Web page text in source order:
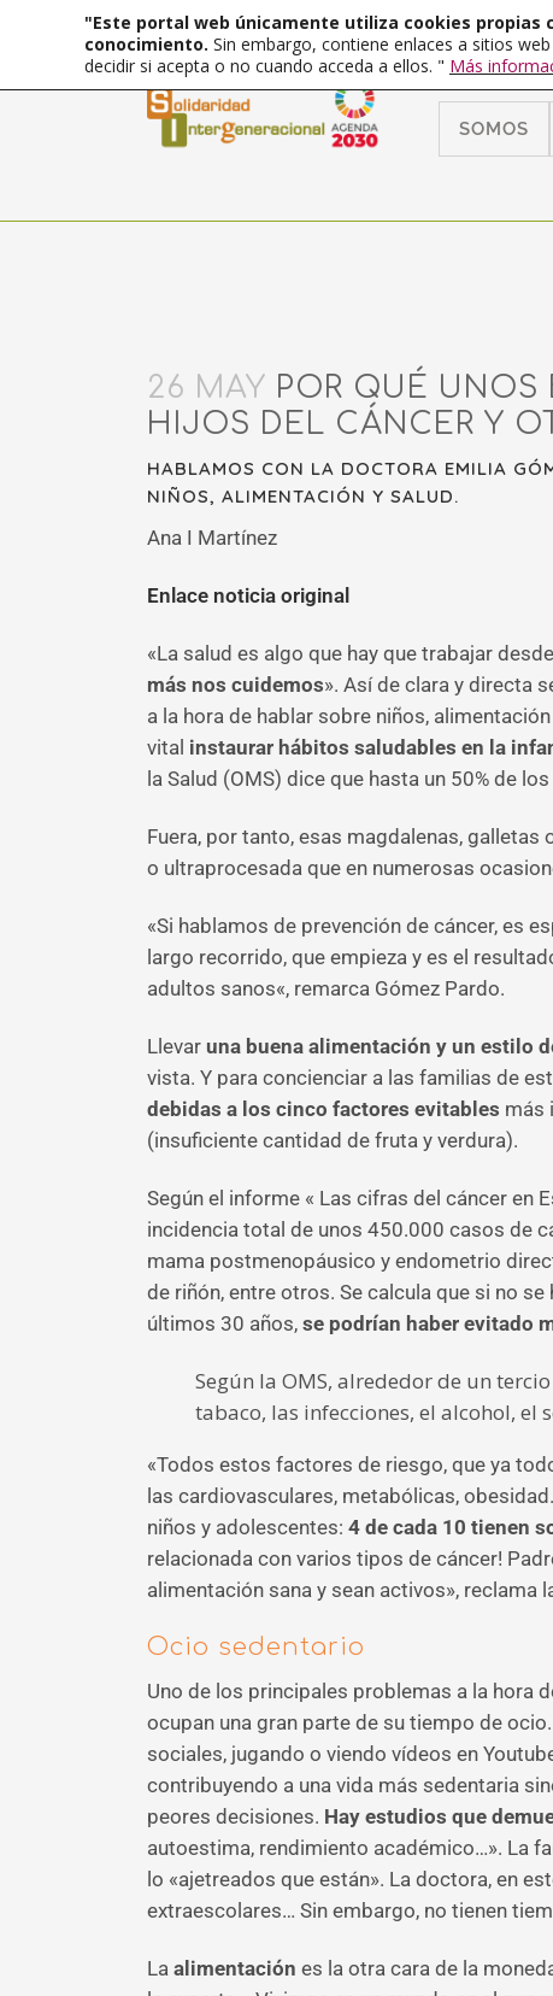
SOMOS
26 MAY POR QUÉ UNOS
HIJOS DEL CÁNCER Y
HABLAMOS CON LA DOCTORA EMILIA
NIÑOS, ALIMENTACIÓN Y SALUD.
Ana I Martínez
Enlace noticia original
«La salud es algo que hay que trabajar
más nos cuidemos». Así de clara y directa
a la hora de hablar sobre niños,
vital instaurar hábitos saludables en la
la Salud (OMS) dice que hasta un 50% de
Fuera, por tanto, esas magdalenas,
o ultraprocesada que en numerosas
«Si hablamos de prevención de cáncer, es
largo recorrido, que empieza y es el
adultos sanos«, remarca Gómez Pardo.
Llevar una buena alimentación y un estilo
vista. Y para concienciar a las familias de
debidas a los cinco factores evitables más
(insuficiente cantidad de fruta y verdura).
Según el informe « Las cifras del cáncer en
incidencia total de unos 450.000 casos de
mama postmenopáusico y endometrio
de riñón, entre otros. Se calcula que si no
últimos 30 años, se podrían haber evitado
Según la OMS, alrededor de un
tabaco, las infecciones, el alcohol,
«Todos estos factores de riesgo, que ya
las cardiovasculares, metabólicas,
niños y adolescentes: 4 de cada 10 tienen
relacionada con varios tipos de cáncer!
alimentación sana y sean activos», reclama
Ocio sedentario
Uno de los principales problemas a la hora
ocupan una gran parte de su tiempo de
sociales, jugando o viendo vídeos en
contribuyendo a una vida más sedentaria
peores decisiones. Hay estudios que
autoestima, rendimiento académico…». La
lo «ajetreados que están». La doctora, en
extraescolares… Sin embargo, no tienen
La alimentación es la otra cara de la
"Este portal web únicamente utiliza cookies propias
conocimiento. Sin embargo, contiene enlaces a sitios
decidir si acepta o no cuando acceda a ellos. " Más